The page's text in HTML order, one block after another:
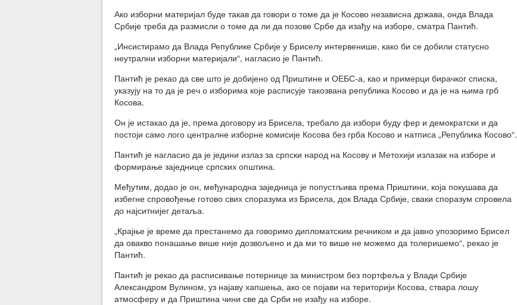
Ако изборни материјал буде такав да говори о томе да је Косово независна држава, онда Влада
Србије треба да размисли о томе да ли да позове Србе да изађу на изборе, сматра Пантић.
„Инсистирамо да Влада Републике Србије у Бриселу интервенише, како би се добили статусно
неутрални изборни материјали“, нагласио је Пантић.
Пантић је рекао да све што је добијено од Приштине и ОЕБС-а, као и примерци бирачког списка,
указују на то да је реч о изборима које расписује такозвана република Косово и да је на њима грб
Косова.
Он је истакао да је, према договору из Брисела, требало да избори буду фер и демократски и да
постоји само лого централне изборне комисије Косова без грба Косово и натписа „Република Косово“.
Пантић је нагласио да је једини излаз за српски народ на Косову и Метохији излазак на изборе и
формирање заједнице српских општина.
Међутим, додао је он, међународна заједница је попустљива према Приштини, која покушава да
избегне спровођење готово свих споразума из Брисела, док Влада Србије, сваки споразум спровела
до најситнијег детаља.
„Крајње је време да престанемо да говоримо дипломатским речником и да јавно упозоримо Брисел
да овакво понашање више није дозвољено и да ми то више не можемо да толеришемо“, рекао је
Пантић.
Пантић је рекао да расписивање потернице за министром без портфеља у Влади Србије
Александром Вулином, уз најаву хапшења, ако се појави на територији Косова, ствара лошу
атмосферу и да Приштина чини све да Срби не изађу на изборе.